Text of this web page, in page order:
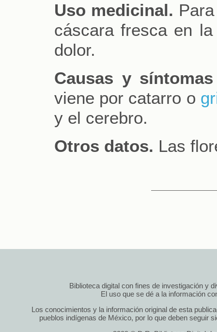
Uso medicinal.
cáscara fresca en
dolor.
Causas y
viene por catarro o
y el cerebro.
Otros datos. Las
Biblioteca digital con fines de investigación y
El uso que se dé a la información
Los conocimientos y la información original de esta
pueblos indígenas de México, por lo que deben seguir